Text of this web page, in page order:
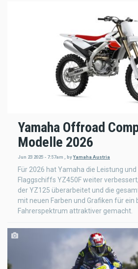
Yamaha Offroad
Modelle 2026
Jun 23 2025 - 7:57am byYamaha Austria
Für 2026 hat Yamaha die Leistung
Flaggschiffs YZ450F weiter
der YZ125 überarbeitet und die
mit neuen Farben und Grafiken für ein
Fahrerspektrum attraktiver gemacht.